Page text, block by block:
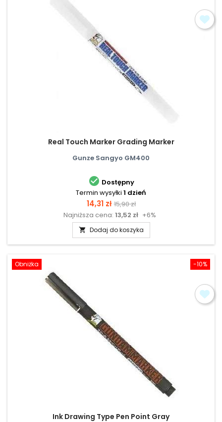
Real Touch Marker Grading Marker
Gunze Sangyo GM400
 Dostępny
Termin wysyłki 1 dzień
Cena
14,31 zł Cena
podstawowa
15,90 zł
Najniższa cena: 13,52 zł +6%
 Dodaj do koszyka
-10%
Obniżka
Ink Drawing Type Pen Point Gray